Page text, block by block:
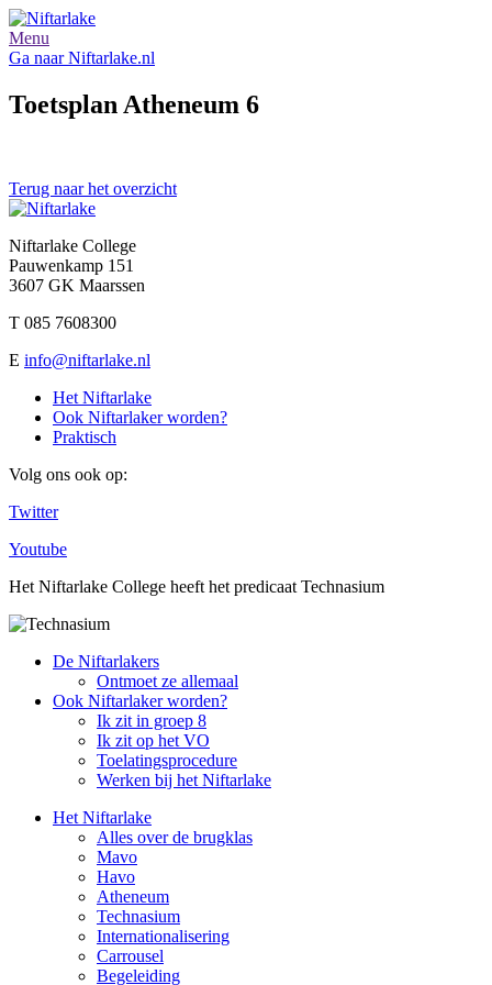
Menu
Ga naar Niftarlake.nl
Toetsplan Atheneum 6
Terug naar het overzicht
Niftarlake College
Pauwenkamp 151
3607 GK Maarssen
T 085 7608300
E info@niftarlake.nl
Het Niftarlake
Ook Niftarlaker worden?
Praktisch
Volg ons ook op:
Twitter
Youtube
Het Niftarlake College heeft het predicaat Technasium
De Niftarlakers
Ontmoet ze allemaal
Ook Niftarlaker worden?
Ik zit in groep 8
Ik zit op het VO
Toelatingsprocedure
Werken bij het Niftarlake
Het Niftarlake
Alles over de brugklas
Mavo
Havo
Atheneum
Technasium
Internationalisering
Carrousel
Begeleiding